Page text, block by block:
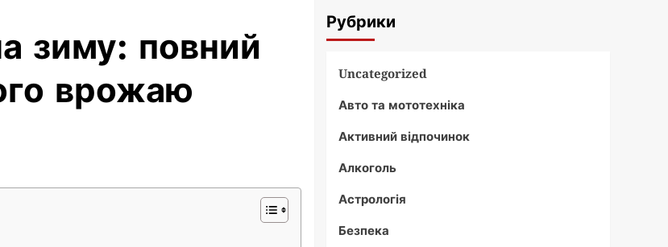
зиму: повний
врожаю
Рубрики
Uncategorized
Авто та мототехніка
Активний відпочинок
Алкоголь
Астрологія
Безпека